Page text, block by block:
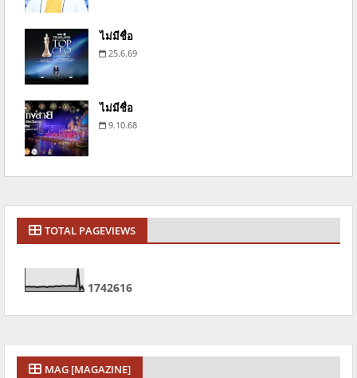
ไม่มีชื่อ
25.6.69
ไม่มีชื่อ
9.10.68
TOTAL PAGEVIEWS
1742616
MAG [MAGAZINE]